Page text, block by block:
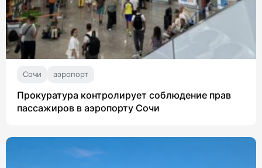
Сочи аэропорт
Прокуратура контролирует соблюдение прав
пассажиров в аэропорту Сочи